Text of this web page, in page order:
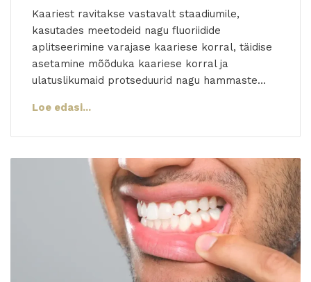
Kaariest ravitakse vastavalt staadiumile,
kasutades meetodeid nagu fluoriidide
aplitseerimine varajase kaariese korral, täidise
asetamine mõõduka kaariese korral ja
ulatuslikumaid protseduurid nagu hammaste…
Loe edasi...